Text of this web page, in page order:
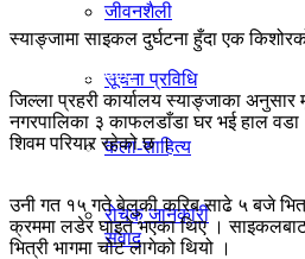
जीवनशैली
सूचना प्रविधि
कला-साहित्य
रोचक जानकारी
धर्म/संस्कृति
विचार
संवाद
स्याङ्जामा साइकल दुर्घटना हुँदा एक
जिल्ला प्रहरी कार्यालय स्याङ्जाका अनुसार
नगरपालिका ३ काफलडाँडा घर भई हाल वडा
शिवम परियार रहेको छ ।
उनी गत १५ गते बेलुकी करिब साढे ५ बजे
क्रममा लडेर घाइते भएका थिए ।
भित्री भागमा चोट लागेको थियो ।